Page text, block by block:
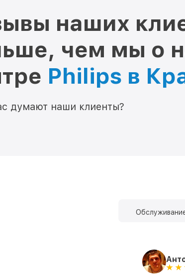
наших
чем мы о
Philips в
думают наши клиенты?